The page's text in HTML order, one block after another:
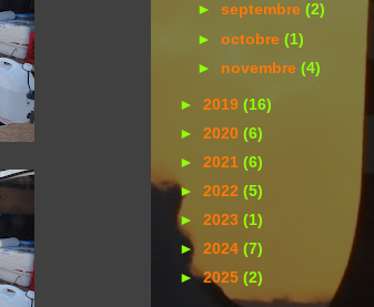
►septembre(2)
►octobre(1)
► novembre(4)
► 2019 (16)
► 2020 (6)
► 2021 (6)
► 2022 (5)
► 2023 (1)
► 2024 (7)
►2025 (2)